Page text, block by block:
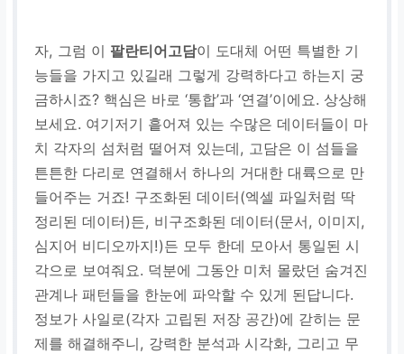
자, 그럼 이 팔란티어고담이 도대체 어떤 특별한 기
능들을 가지고 있길래 그렇게 강력하다고 하는지 궁
금하시죠? 핵심은 바로 ‘통합’과 ‘연결’이에요. 상상해
보세요. 여기저기 흩어져 있는 수많은 데이터들이 마
치 각자의 섬처럼 떨어져 있는데, 고담은 이 섬들을
튼튼한 다리로 연결해서 하나의 거대한 대륙으로 만
들어주는 거죠! 구조화된 데이터(엑셀 파일처럼 딱
정리된 데이터)든, 비구조화된 데이터(문서, 이미지,
심지어 비디오까지!)든 모두 한데 모아서 통일된 시
각으로 보여줘요. 덕분에 그동안 미처 몰랐던 숨겨진
관계나 패턴들을 한눈에 파악할 수 있게 된답니다.
정보가 사일로(각자 고립된 저장 공간)에 갇히는 문
제를 해결해주니, 강력한 분석과 시각화, 그리고 무